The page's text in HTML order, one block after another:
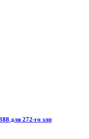
для 272-го злп